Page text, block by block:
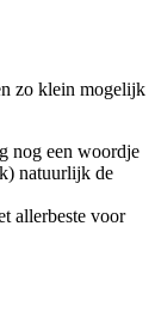
zo klein mogelijk
nog een woordje
natuurlijk de
allerbeste voor